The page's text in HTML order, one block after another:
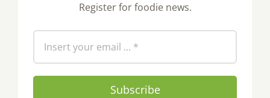
Register for foodie news.
Subscribe